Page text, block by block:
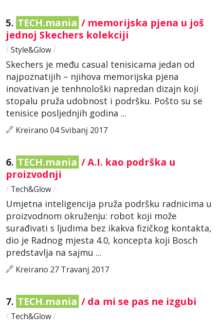
5. TECH.mania / memorijska pjena u još
jednoj Skechers kolekciji
/ Style&Glow/
Skechers je među casual tenisicama jedan od
najpoznatijih – njihova memorijska pjena
inovativan je tenhnološki napredan dizajn koji
stopalu pruža udobnost i podršku. Pošto su se
tenisice posljednjih godina ...
Kreirano 04 Svibanj 2017
6. TECH.mania / A.I. kao podrška u
proizvodnji
/ Tech&Glow/
Umjetna inteligencija pruža podršku radnicima u
proizvodnom okruženju: robot koji može
surađivati s ljudima bez ikakva fizičkog kontakta,
dio je Radnog mjesta 4.0, koncepta koji Bosch
predstavlja na sajmu ...
Kreirano 27 Travanj 2017
7. TECH.mania / da mi se pas ne izgubi
/ Tech&Glow/